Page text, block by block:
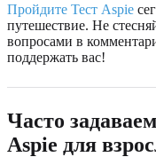
Пройдите Тест Aspie
путешествие. Не
вопросами в
поддержать вас!
Часто
Aspie для